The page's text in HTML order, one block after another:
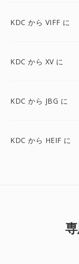
KDC から VIFF に
KDC から XV に
KDC から JBG に
KDC から HEIF に